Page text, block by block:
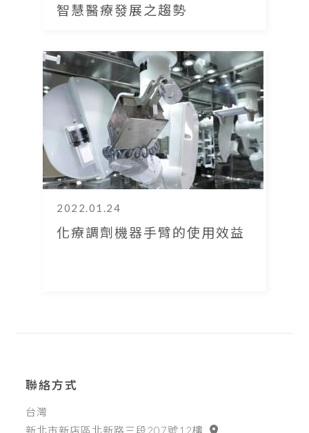
智慧醫療發展之趨勢
2022.01.24
化療調劑機器手臂的使用效益
聯絡方式
台灣
新北市新店區北新路三段207號12樓